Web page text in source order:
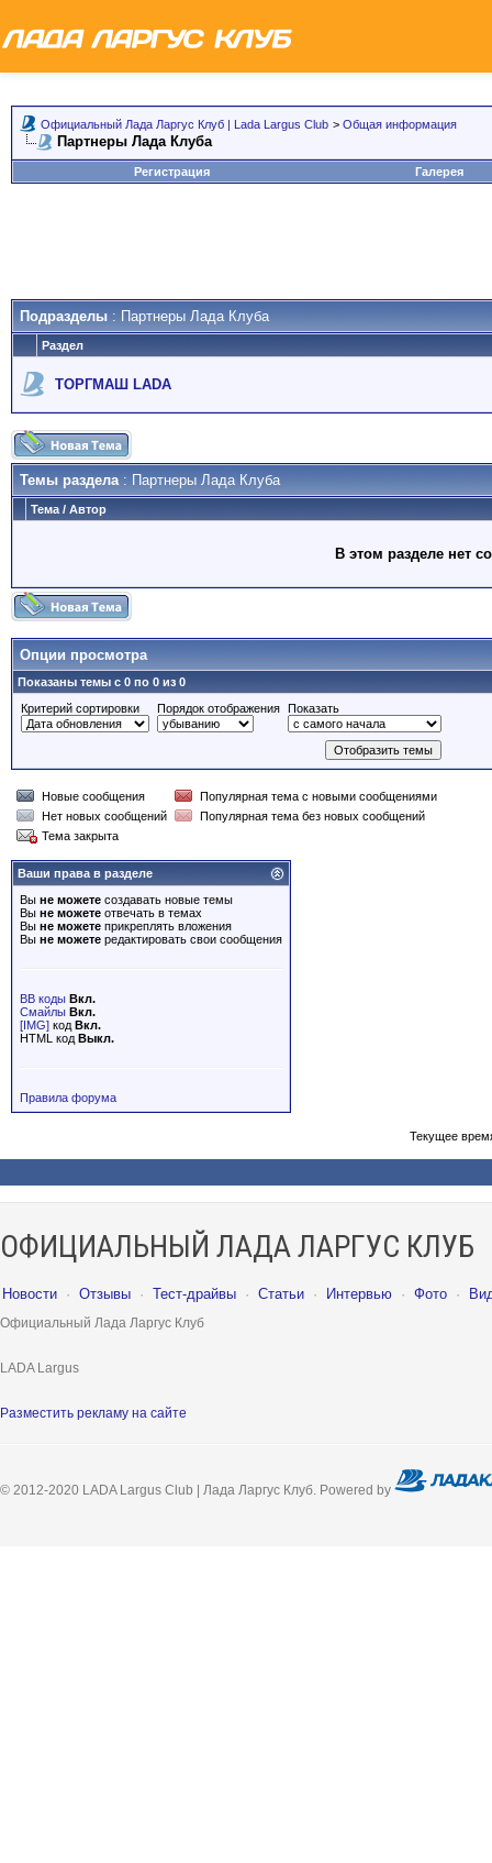
Официальный Лада Ларгус Клуб | Lada Largus Club > Общая информация
Партнеры Лада Клуба
Регистрация Галерея
Подразделы : Партнеры Лада Клуба
Раздел
ТОРГМАШ LADA
Темы раздела: Партнеры Лада Клуба
Тема / Автор
В этом разделе нет
Опции просмотра
Показаны темы с 0 по 0 из 0
Критерий сортировки
Порядок отображения Показать
Новые сообщения
Популярная тема с новыми сообщениями
Нет новых сообщений
Популярная тема без новых сообщений
Тема закрыта
Ваши права в разделе
Вы не можете создавать новые темы
Вы не можете отвечать в темах
Вы не можете прикреплять вложения
Вы не можете редактировать свои сообщения
BB коды Вкл.
Смайлы Вкл.
[IMG] код Вкл.
HTML код Выкл.
Правила форума
Текущее
ОФИЦИАЛЬНЫЙ ЛАДА ЛАРГУС КЛУБ
Новости · Отзывы · Тест-драйвы · Статьи · Интервью · Фото ·
Официальный Лада Ларгус Клуб
LADA Largus
Разместить рекламу на сайте
© 2012-2020 LADA Largus Club | Лада Ларгус Клуб. Powered by